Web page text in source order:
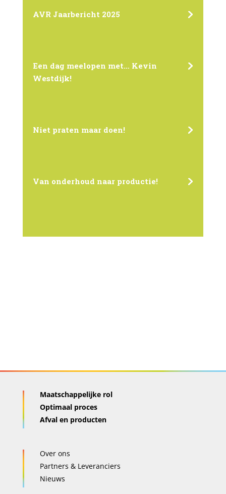
AVR Jaarbericht 2025
Een dag meelopen met… Kevin
Westdijk!
Niet praten maar doen!
Van onderhoud naar productie!
Maatschappelijke rol
Optimaal proces
Afval en producten
Over ons
Partners & Leveranciers
Nieuws